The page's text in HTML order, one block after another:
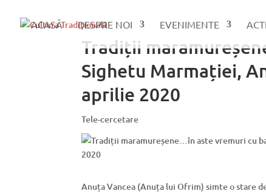
ACASĂ DESPRE NOI EVENIMENTE
Tradiții
Sighetu Marmației,
aprilie 2020
Tele-cercetare
Anuța Vancea (Anuța lui Ofrim) simte o stare